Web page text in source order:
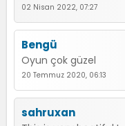
02 Nisan 2022, 07:27
Bengü
Oyun çok güzel
20 Temmuz 2020, 06:13
sahruxan